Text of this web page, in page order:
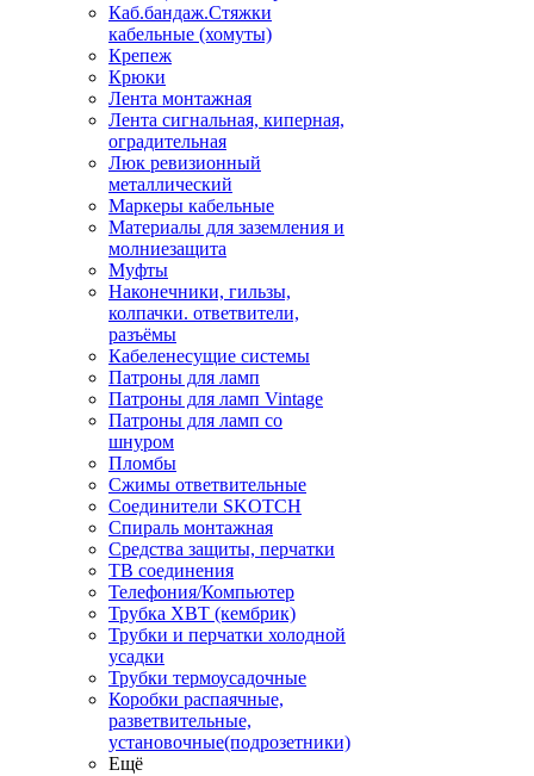
Каб.бандаж.Стяжки
кабельные (хомуты)
Крепеж
Крюки
Лента монтажная
Лента сигнальная, киперная,
оградительная
Люк ревизионный
металлический
Маркеры кабельные
Материалы для заземления и
молниезащита
Муфты
Наконечники, гильзы,
колпачки. ответвители,
разъёмы
Кабеленесущие системы
Патроны для ламп
Патроны для ламп Vintage
Патроны для ламп со
шнуром
Пломбы
Сжимы ответвительные
Соединители SKOTCH
Спираль монтажная
Средства защиты, перчатки
ТВ соединения
Телефония/Компьютер
Трубка ХВТ (кембрик)
Трубки и перчатки холодной
усадки
Трубки термоусадочные
Коробки распаячные,
разветвительные,
установочные(подрозетники)
Ещё